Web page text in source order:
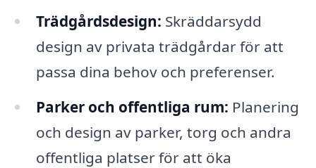
Trädgårdsdesign: Skräddarsydd
design av privata trädgårdar för att
passa dina behov och preferenser.
Parker och offentliga rum: Planering
och design av parker, torg och andra
offentliga platser för att öka